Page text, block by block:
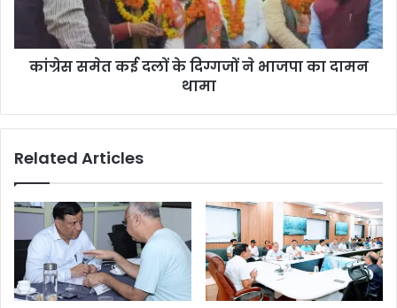
कांग्रेस समेत कई दलों के दिग्गजों ने भाजपा का दामन
थामा
Related Articles